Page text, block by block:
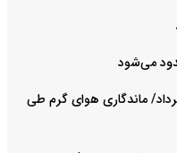
بینی هوای لرستان فردا یکشنبه ۱۸ مرداد/ ماندگاری هوای گرم طی